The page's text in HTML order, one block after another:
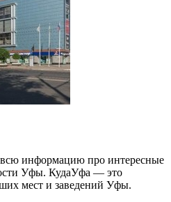
информацию про интересные
Уфы. КудаУфа — это
мест и заведений Уфы.